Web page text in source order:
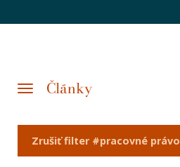
Články
Zrušiť filter #pracovné právo